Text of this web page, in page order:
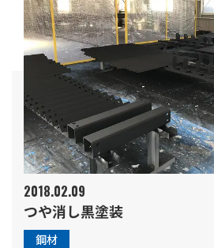
2018.02.09
つや消し黒塗装
鋼材